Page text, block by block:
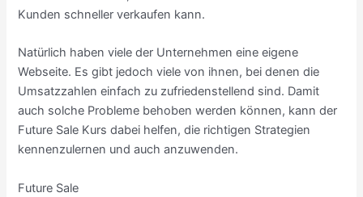
Kunden schneller verkaufen kann.
Natürlich haben viele der Unternehmen eine eigene
Webseite. Es gibt jedoch viele von ihnen, bei denen die
Umsatzzahlen einfach zu zufriedenstellend sind. Damit
auch solche Probleme behoben werden können, kann der
Future Sale Kurs dabei helfen, die richtigen Strategien
kennenzulernen und auch anzuwenden.
Future Sale